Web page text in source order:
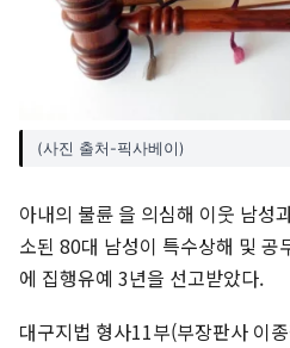
(사진 출처-픽사베이)
아내의 불륜 을 의심해 이웃 남성
소된 80대 남성이 특수상해 및 공
에 집행유예 3년을 선고받았다.
대구지법 형사11부(부장판사 이